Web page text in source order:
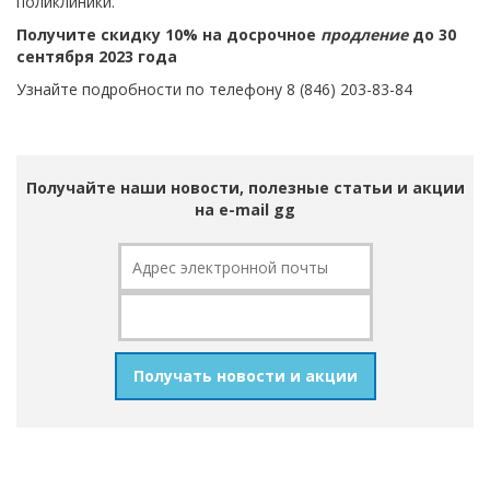
Получите скидку 10% на досрочное продлениедо 30
сентября 2023 года
Узнайте подробности по телефону 8 (846) 203-83-84
Получайте наши новости, полезные статьи и акции
на e-mail gg